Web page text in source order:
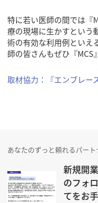
特に若い医師の間では『
療の現場に生かすという
術の有効な利用例といえ
師の皆さんもぜひ『MCS
取材協力：『エンブレー
あなたのずっと頼れるパー
新規開
のフォ
てをお